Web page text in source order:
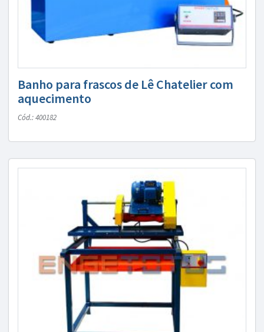
Banho para frascos de Lê Chatelier com
aquecimento
Cód.: 400182